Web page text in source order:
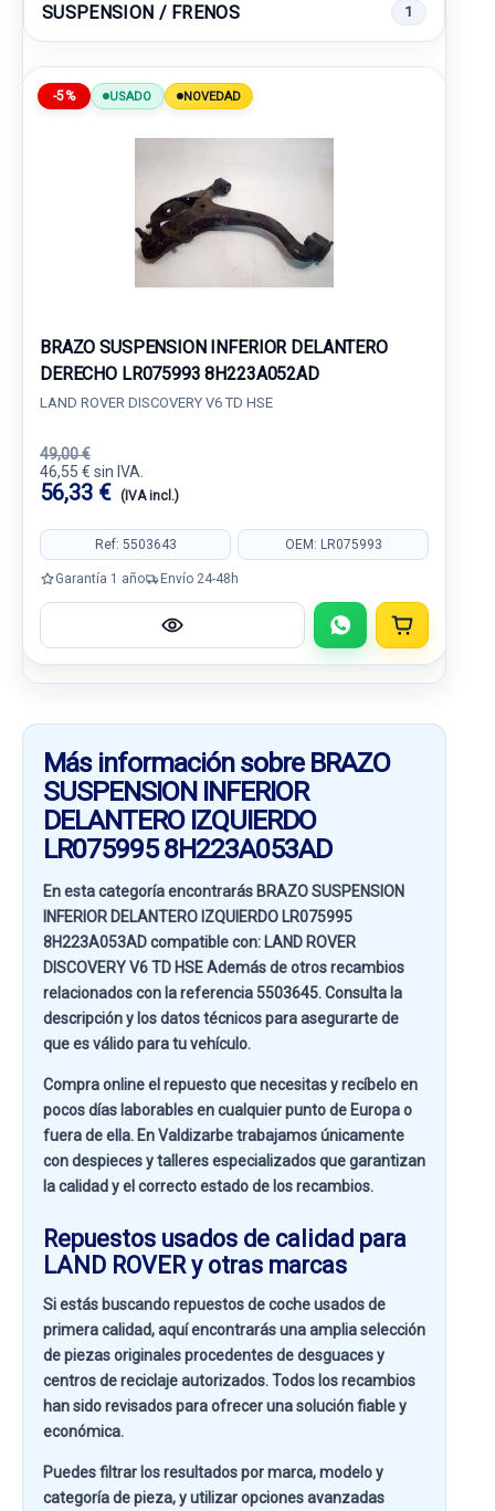
SUSPENSION / FRENOS 1
-5% USADO NOVEDAD
BRAZO SUSPENSION INFERIOR DELANTERO
DERECHO LR075993 8H223A052AD
LAND ROVER DISCOVERY V6 TD HSE
49,00 €
46,55 € sin IVA.
56,33 € (IVA incl.)
Ref: 5503643 OEM: LR075993
Garantía 1 año Envío 24-48h
Más información sobre BRAZO
SUSPENSION INFERIOR
DELANTERO IZQUIERDO
LR075995 8H223A053AD
En esta categoría encontrarás BRAZO SUSPENSION
INFERIOR DELANTERO IZQUIERDO LR075995
8H223A053AD compatible con: LAND ROVER
DISCOVERY V6 TD HSEAdemás de otros recambios
relacionados con la referencia 5503645. Consulta la
descripción y los datos técnicos para asegurarte de
que es válido para tu vehículo.
Compra online el repuesto que necesitas y recíbelo en
pocos días laborables en cualquier punto de Europa o
fuera de ella. EnValdizarbetrabajamos únicamente
con despieces y talleres especializados que garantizan
la calidad y el correcto estado de los recambios.
Repuestos usados de calidad para
LAND ROVER y otras marcas
Si estás buscandorepuestos de coche usados de
primera calidad, aquí encontrarás una amplia selección
de piezas originales procedentes de desguaces y
centros de reciclaje autorizados. Todos los recambios
han sido revisados para ofrecer una solución fiable y
económica.
Puedes filtrar los resultados pormarca, modelo y
categoría de pieza, y utilizar opciones avanzadas